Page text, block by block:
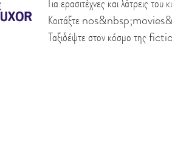
Κοιτάξτε nos&nbsp;
Ταξιδέψτε στον κόσμο της